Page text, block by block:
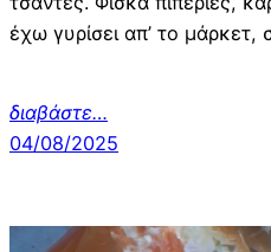
έχω γυρίσει απ’ το μάρκετ,
διαβάστε…
04/08/2025